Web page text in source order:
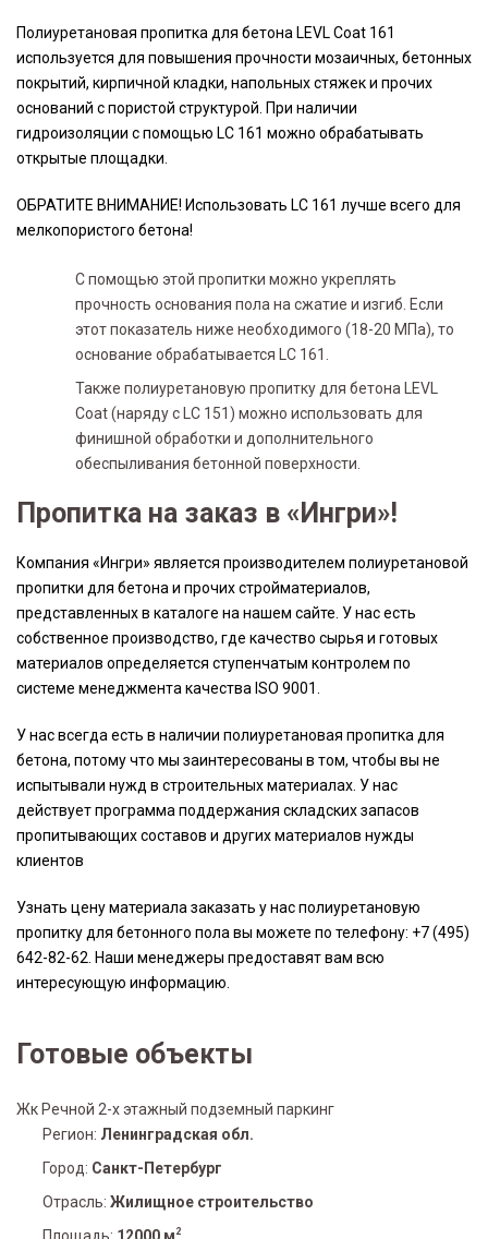
Полиуретановая пропитка для бетона LEVL Coat 161
используется для повышения прочности мозаичных, бетонных
покрытий, кирпичной кладки, напольных стяжек и прочих
оснований с пористой структурой. При наличии
гидроизоляции с помощью LC 161 можно обрабатывать
открытые площадки.
ОБРАТИТЕ ВНИМАНИЕ! Использовать LC 161 лучше всего для
мелкопористого бетона!
С помощью этой пропитки можно укреплять
прочность основания пола на сжатие и изгиб. Если
этот показатель ниже необходимого (18-20 МПа), то
основание обрабатывается LC 161.
Также полиуретановую пропитку для бетона LEVL
Coat (наряду с LC 151) можно использовать для
финишной обработки и дополнительного
обеспыливания бетонной поверхности.
Пропитка на заказ в «Ингри»!
Компания «Ингри» является производителем полиуретановой
пропитки для бетона и прочих стройматериалов,
представленных в каталоге на нашем сайте. У нас есть
собственное производство, где качество сырья и готовых
материалов определяется ступенчатым контролем по
системе менеджмента качества ISO 9001.
У нас всегда есть в наличии полиуретановая пропитка для
бетона, потому что мы заинтересованы в том, чтобы вы не
испытывали нужд в строительных материалах. У нас
действует программа поддержания складских запасов
пропитывающих составов и других материалов нужды
клиентов
Узнать цену материала заказать у нас полиуретановую
пропитку для бетонного пола вы можете по телефону: +7 (495)
642-82-62. Наши менеджеры предоставят вам всю
интересующую информацию.
Готовые объекты
Жк Речной 2-х этажный подземный паркинг
Регион: Ленинградская обл.
Город: Санкт-Петербург
Отрасль: Жилищное строительство
2